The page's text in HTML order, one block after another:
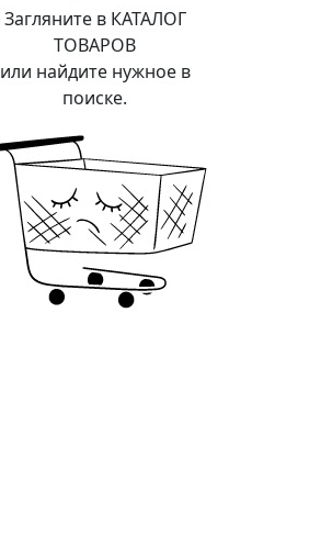
Загляните в КАТАЛОГ
ТОВАРОВ
или найдите нужное в
поиске.